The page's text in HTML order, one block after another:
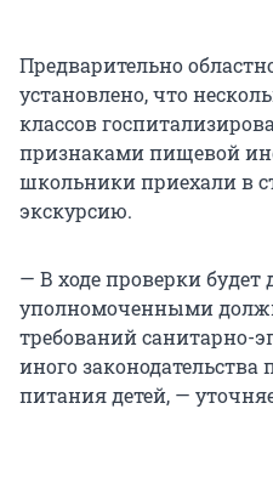
Предварительно
установлено, что
классов
признаками пищевой
школьники приехали в
экскурсию.
— В ходе проверки
уполномоченными
требований санитарно-
иного
питания детей, —